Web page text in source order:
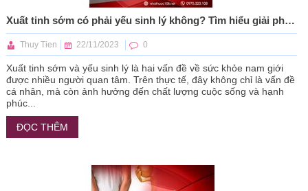
Xuất tinh sớm có phải yếu sinh lý không? Tìm hiểu giải pháp cải thiện
Thuy Tien 22/11/2023 0
Xuất tinh sớm và yếu sinh lý là hai vấn đề về sức khỏe nam giới
được nhiều người quan tâm. Trên thực tế, đây không chỉ là vấn đề
cá nhân, mà còn ảnh hưởng đến chất lượng cuộc sống và hạnh
phúc...
ĐỌC THÊM